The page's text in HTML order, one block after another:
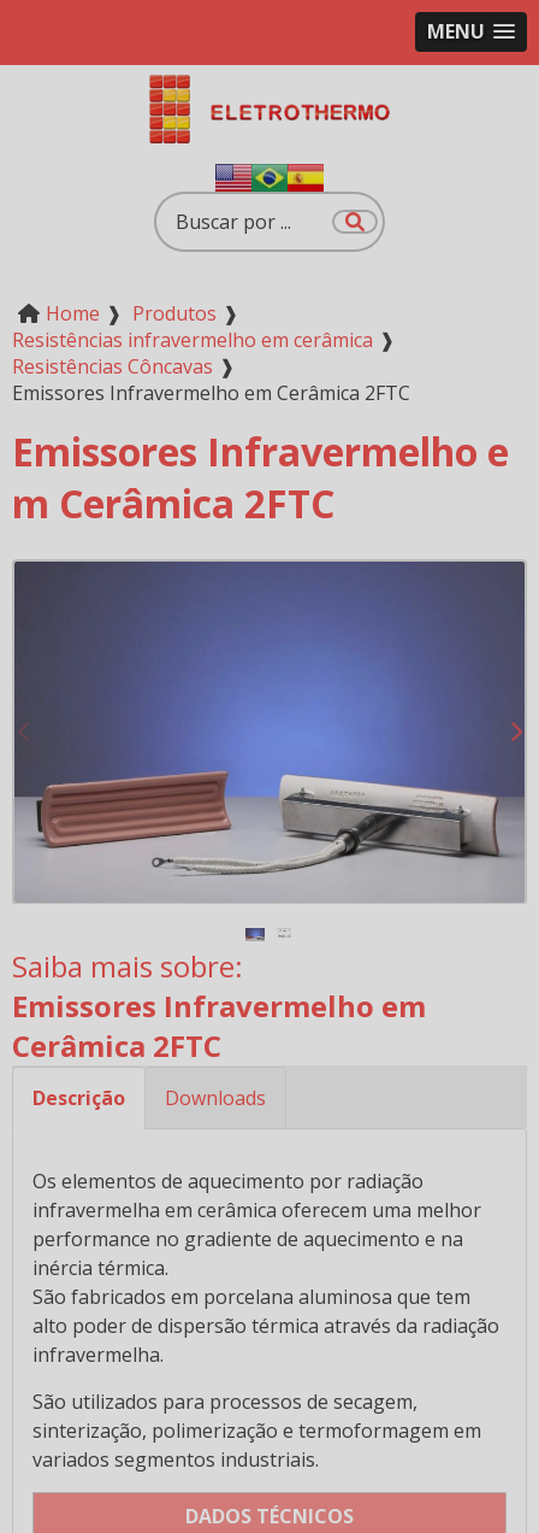
MENU
Home ❱ Produtos ❱
Resistências infravermelho em cerâmica ❱
Resistências Côncavas ❱
Emissores Infravermelho em Cerâmica 2FTC
Emissores Infravermelho e
m Cerâmica 2FTC
Saiba mais sobre:
Emissores Infravermelho em
Cerâmica 2FTC
Descrição Downloads
Os elementos de aquecimento por radiação
infravermelha em cerâmica oferecem uma melhor
performance no gradiente de aquecimento e na
inércia térmica.
São fabricados em porcelana aluminosa que tem
alto poder de dispersão térmica através da radiação
infravermelha.
São utilizados para processos de secagem,
sinterização, polimerização e termoformagem em
variados segmentos industriais.
DADOS TÉCNICOS
Acessórios para ligações conexões e suporte
Isoladores e Suportes em cerâmica
Chips cerâmicos e porcelana
Chips Cerâmicos e Porcelana para Tamoboreamento